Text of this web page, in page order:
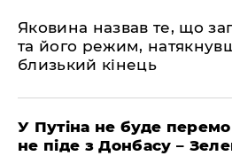
Яковина назвав те, що
та його режим,
близький кінець
У Путіна не буде
не піде з Донбасу –